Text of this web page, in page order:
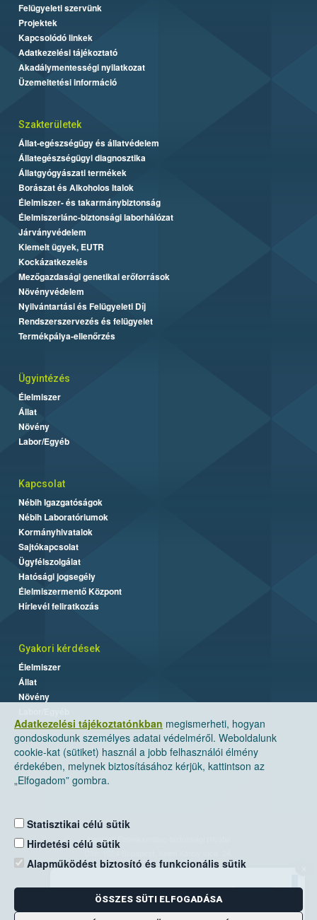
Adatkezelési tájékoztatónkban megismerheti, hogyan
gondoskodunk személyes adatai védelméről. Weboldalunk
cookie-kat (sütiket) használ a jobb felhasználói élmény
érdekében, melynek biztosításához kérjük, kattintson az
„Elfogadom” gombra.
Statisztikai célú sütik
Hirdetési célú sütik
Alapműködést biztosító és funkcionális sütik
ÖSSZES SÜTI ELFOGADÁSA
Felügyeleti szervünk
Projektek
Kapcsolódó linkek
Adatkezelési tájékoztató
Akadálymentességi nyilatkozat
Üzemeltetési információ
Szakterületek
Állat-egészségügy és állatvédelem
Állategészségügyi diagnosztika
Állatgyógyászati termékek
Borászat és Alkoholos Italok
Élelmiszer- és takarmánybiztonság
Élelmiszerlánc-biztonsági laborhálózat
Járványvédelem
Kiemelt ügyek, EUTR
Kockázatkezelés
Mezőgazdasági genetikai erőforrások
Növényvédelem
Nyilvántartási és Felügyeleti Díj
Rendszerszervezés és felügyelet
Termékpálya-ellenőrzés
Ügyintézés
Élelmiszer
Állat
Növény
Labor/Egyéb
Kapcsolat
Nébih Igazgatóságok
Nébih Laboratóriumok
Kormányhivatalok
Sajtókapcsolat
Ügyfélszolgálat
Hatósági jogsegély
Élelmiszermentő Központ
Hírlevél feliratkozás
Gyakori kérdések
Élelmiszer
Állat
Növény
Nemzeti Élelmiszerlánc-biztonsági Hivatal
Levelezési cím: 1525 Budapest. Pf. 30.
E-mail:ugyfelszolgalat@nebih.gov.hu